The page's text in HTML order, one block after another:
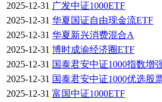
2025-12-31 广发中证1000ETF
2025-12-31 华夏国证自由现金流ETF
2025-12-31 华夏新兴消费混合A
2025-12-31 博时成渝经济圈ETF
2025-12-31 国泰君安中证1000指数增
2025-12-31 国泰君安中证1000优选股
2025-12-31 富国中证1000ETF